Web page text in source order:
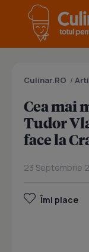
Culinar.RO /
Cea mai
Tudor
face la
23 Septembrie
Îmi place